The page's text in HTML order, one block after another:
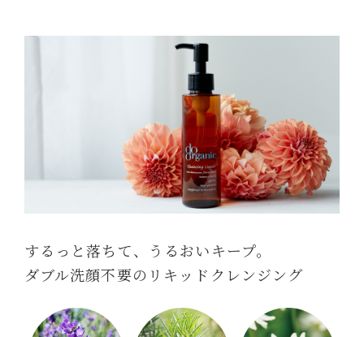
するっと落ちて、うるおいキープ。
ダブル洗顔不要のリキッドクレンジング